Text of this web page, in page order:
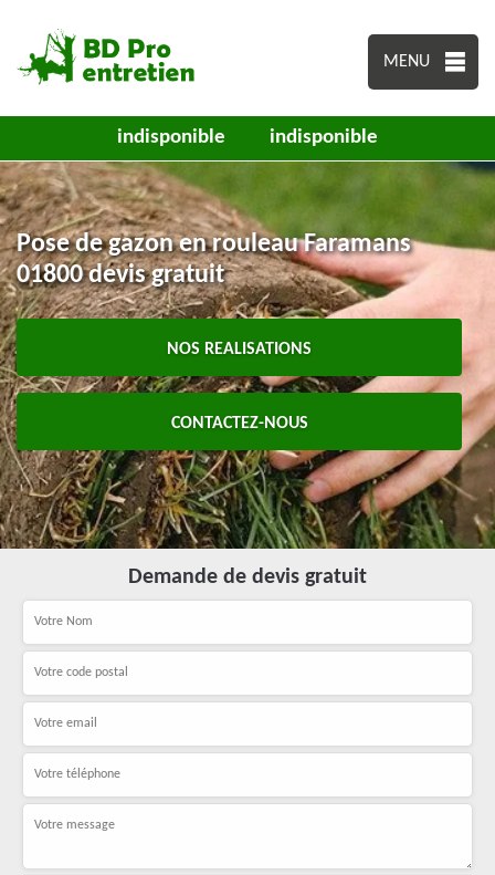
MENU
indisponible indisponible
Pose de gazon en rouleau Faramans
01800 devis gratuit
NOS REALISATIONS
CONTACTEZ-NOUS
Demande de devis gratuit